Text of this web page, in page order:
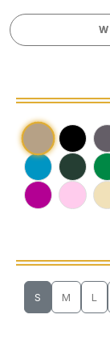
S M L